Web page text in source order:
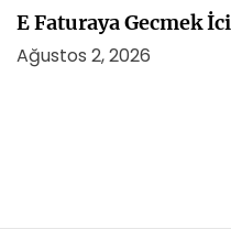
E Faturaya Gecmek
Ağustos 2, 2026